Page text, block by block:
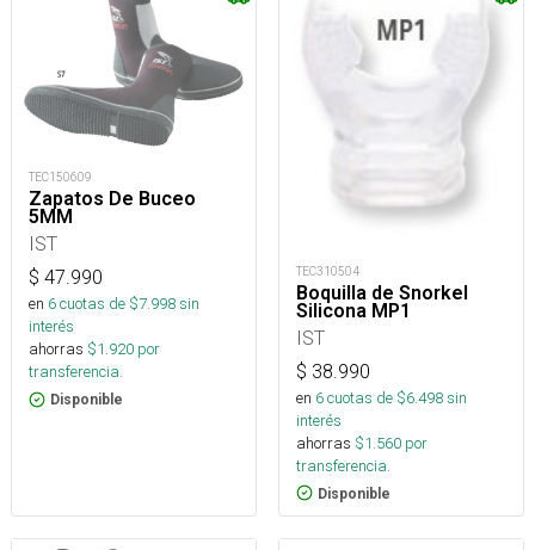
TEC150609
Zapatos De Buceo
5MM
IST
$ 47.990
en 6cuotas de $7.998sin
interés
ahorras $1.920 por
transferencia.
Disponible
TEC310504
Boquilla de Snorkel
Silicona MP1
IST
$ 38.990
en 6cuotas de $6.498sin
interés
ahorras $1.560 por
transferencia.
Disponible